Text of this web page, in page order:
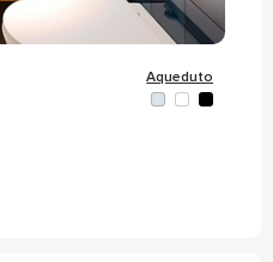
Aqueduto